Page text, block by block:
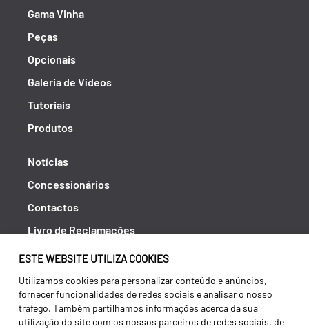
ESTE WEBSITE UTILIZA COOKIES
Utilizamos cookies para personalizar conteúdo e anúncios,
fornecer funcionalidades de redes sociais e analisar o nosso
tráfego. Também partilhamos informações acerca da sua
utilização do site com os nossos parceiros de redes sociais, de
Gama Vinha
Peças
Opcionais
Galeria de Vídeos
Tutoriais
Produtos
Notícias
Concessionários
Contactos
Livro de Reclamações
Política de Privacidade
Canal de Denúncias (RGPC)
Termos e condições